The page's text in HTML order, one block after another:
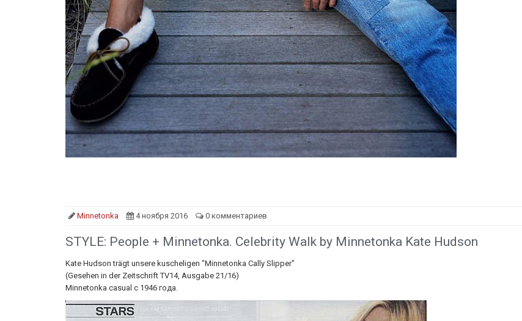
Minnetonka 4 ноября 2016 0 комментариев
STYLE: People + Minnetonka. Celebrity Walk by Minnetonka Kate Hudson
Kate Hudson trägt unsere kuscheligen "Minnetonka Cally Slipper"
(Gesehen in der Zeitschrift TV14, Ausgabe 21/16)
Мinnetonka casual c 1946 года.